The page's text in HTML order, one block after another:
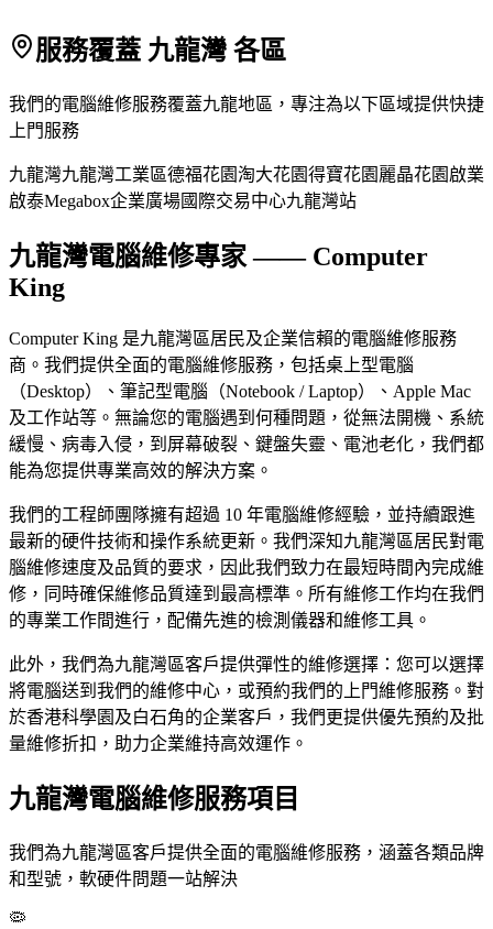
服務覆蓋 九龍灣 各區
我們的電腦維修服務覆蓋九龍地區，專注為以下區域提供快捷
上門服務
九龍灣九龍灣工業區德福花園淘大花園得寶花園 麗晶花園 啟業
啟泰Megabox企業廣場國際交易中心九龍灣站
九龍灣電腦維修專家 —— Computer
King
Computer King 是九龍灣區居民及企業信賴的電腦維修服務
商。我們提供全面的電腦維修服務，包括桌上型電腦
（Desktop）、筆記型電腦（Notebook / Laptop）、Apple Mac
及工作站等。無論您的電腦遇到何種問題，從無法開機、系統
緩慢、病毒入侵，到屏幕破裂、鍵盤失靈、電池老化，我們都
能為您提供專業高效的解決方案。
我們的工程師團隊擁有超過 10 年電腦維修經驗，並持續跟進
最新的硬件技術和操作系統更新。我們深知九龍灣區居民對電
腦維修速度及品質的要求，因此我們致力在最短時間內完成維
修，同時確保維修品質達到最高標準。所有維修工作均在我們
的專業工作間進行，配備先進的檢測儀器和維修工具。
此外，我們為九龍灣區客戶提供彈性的維修選擇：您可以選擇
將電腦送到我們的維修中心，或預約我們的上門維修服務。對
於香港科學園及白石角的企業客戶，我們更提供優先預約及批
量維修折扣，助力企業維持高效運作。
九龍灣電腦維修服務項目
我們為九龍灣區客戶提供全面的電腦維修服務，涵蓋各類品牌
和型號，軟硬件問題一站解決
🦠